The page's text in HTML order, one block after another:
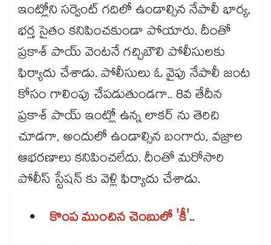
ఇంట్లోని సర్వెంట్ గదిలో ఉండాల్సిన నేపాలీ భార్య,
భర్త సైతం కనిపించకుండా పోయారు. దీంతో
ప్రకాశ్ పాయ్ వెంటనే గచ్చిబౌలి పోలీసులకు
ఫిర్యాదు చేశాడు. పోలీసులు ఓ వైపు నేపాలీ జంట
కోసం గాలింపు చేపడుతుండగా.. 8వ తేదీన
ప్రకాశ్ పాయ్ ఇంట్లో ఉన్న లాకర్ ను తెరిచి
చూడగా, అందులో ఉండాల్సిన బంగారు, వజ్రాల
ఆభరణాలు కనిపించలేదు. దీంతో మరోసారి
పోలీస్ స్టేషన్ కు వెళ్లి ఫిర్యాదు చేశాడు.
కొంప ముంచిన చెంబులో 'కీ'..